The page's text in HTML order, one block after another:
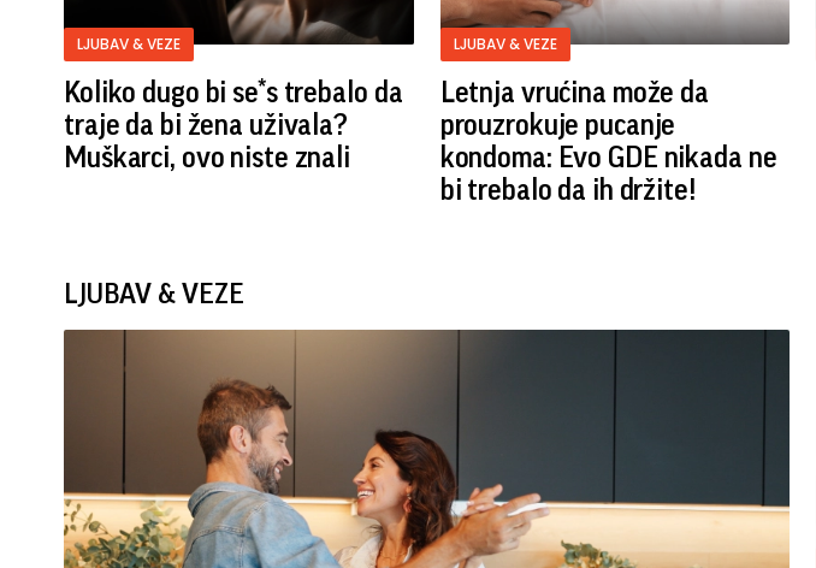
LJUBAV & VEZE
Koliko dugo bi se*s trebalo da
traje da bi žena uživala?
Muškarci, ovo niste znali
LJUBAV & VEZE
Letnja vrućina može da
prouzrokuje pucanje
kondoma: Evo GDE nikada ne
bi trebalo da ih držite!
LJUBAV & VEZE